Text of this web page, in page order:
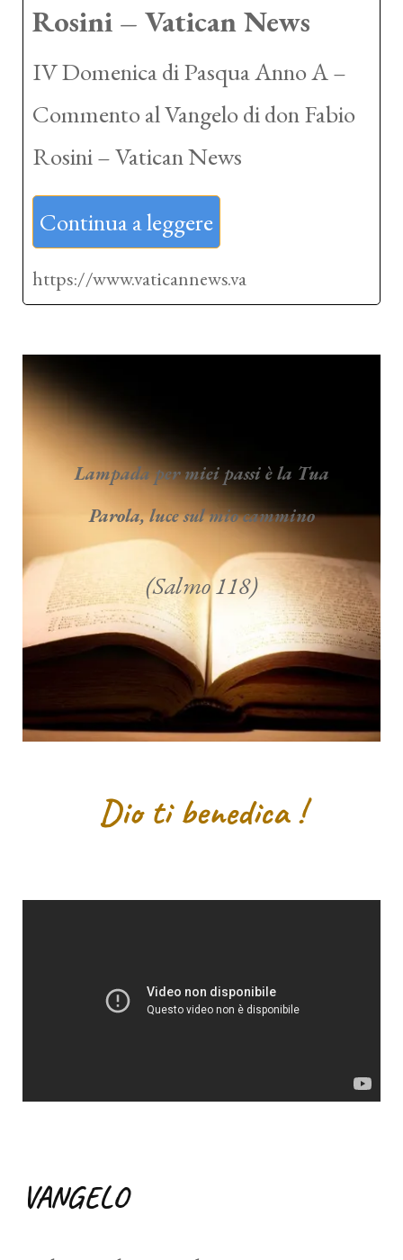
Rosini – Vatican News
IV Domenica di Pasqua Anno A –
Commento al Vangelo di don Fabio
Rosini – Vatican News
Continua a leggere
https://www.vaticannews.va
Lampada per miei passi è la Tua
Parola, luce sul mio cammino
(Salmo 118)
Dio ti benedica !
VANGELO